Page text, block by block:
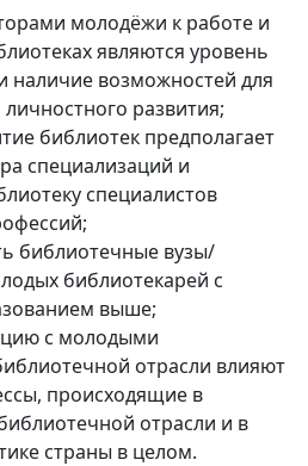
молодёжи к работе и
являются уровень
наличие возможностей для
развития;
библиотек предполагает
специализаций и
специалистов
библиотечные вузы/
библиотекарей с
выше;
с молодыми
отрасли влияют
происходящие в
отрасли и в
страны в целом.